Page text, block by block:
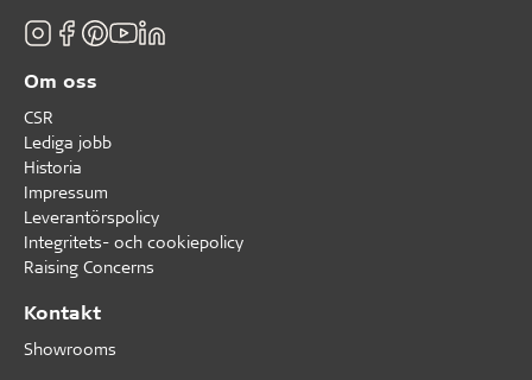
Om oss
CSR
Lediga jobb
Historia
Impressum
Leverantörspolicy
Integritets- och cookiepolicy
Raising Concerns
Kontakt
Showrooms